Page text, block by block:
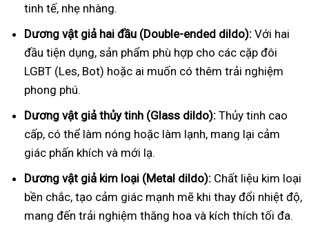
tinh tế, nhẹ nhàng.
Dương vật giả hai đầu (Double-ended dildo): Với hai
đầu tiện dụng, sản phẩm phù hợp cho các cặp đôi
LGBT (Les, Bot) hoặc ai muốn có thêm trải nghiệm
phong phú.
Dương vật giả thủy tinh (Glass dildo): Thủy tinh cao
cấp, có thể làm nóng hoặc làm lạnh, mang lại cảm
giác phấn khích và mới lạ.
Dương vật giả kim loại (Metal dildo): Chất liệu kim loại
bền chắc, tạo cảm giác mạnh mẽ khi thay đổi nhiệt độ,
mang đến trải nghiệm thăng hoa và kích thích tối đa.